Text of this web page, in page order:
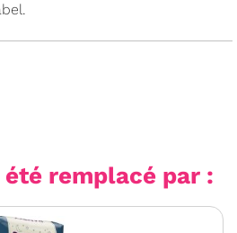
remplacé par :